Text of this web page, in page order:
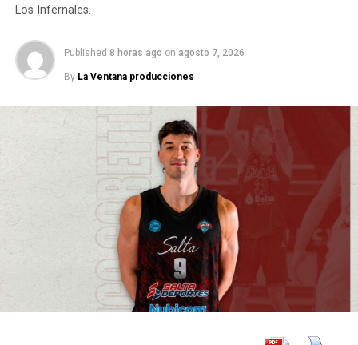
Los Infernales.
Published 8 horas ago on agosto 7, 2026
By La Ventana producciones